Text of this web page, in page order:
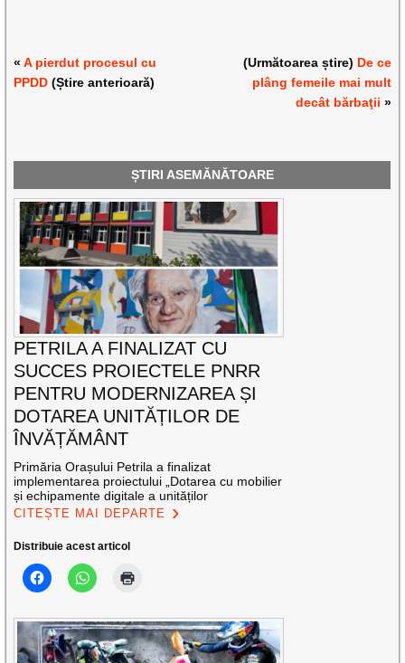
«A pierdut procesul cu
PPDD (Știre anterioară)
(Următoarea știre) De ce
plâng femeile mai mult
decât bărbaţii »
ȘTIRI ASEMĂNĂTOARE
PETRILA A FINALIZAT CU
SUCCES PROIECTELE PNRR
PENTRU MODERNIZAREA ȘI
DOTAREA UNITĂȚILOR DE
ÎNVĂȚĂMÂNT
Primăria Orașului Petrila a finalizat
implementarea proiectului „Dotarea cu mobilier
și echipamente digitale a unităților
CITEȘTE MAI DEPARTE
Distribuie acest articol